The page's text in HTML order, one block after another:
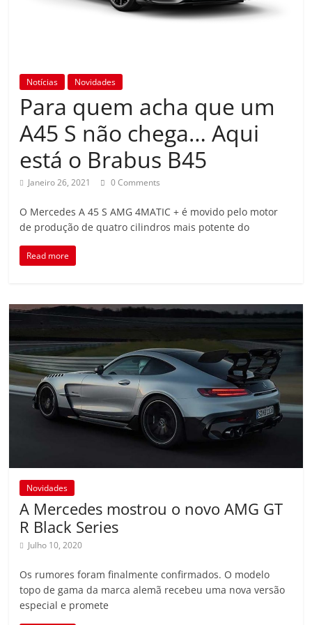
Notícias Novidades
Para quem acha que um
A45 S não chega… Aqui
está o Brabus B45
Janeiro 26, 2021 0 Comments
O Mercedes A 45 S AMG 4MATIC + é movido pelo motor
de produção de quatro cilindros mais potente do
Read more
Novidades
A Mercedes mostrou o novo AMG GT
R Black Series
Julho 10, 2020
Os rumores foram finalmente confirmados. O modelo
topo de gama da marca alemã recebeu uma nova versão
especial e promete